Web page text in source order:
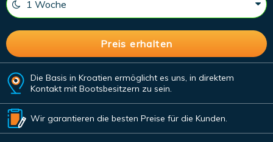
Die Basis in Kroatien ermöglicht es uns, in direktem
Kontakt mit Bootsbesitzern zu sein.
Wir garantieren die besten Preise für die Kunden.